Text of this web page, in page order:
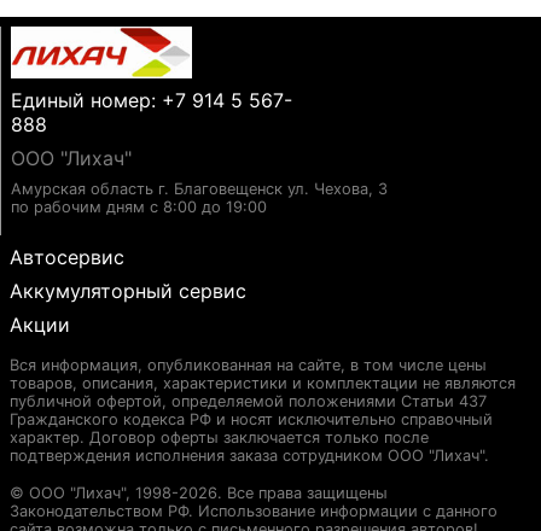
Единый номер: +7 914 5 567-
888
ООО "Лихач"
Амурская область г. Благовещенск ул. Чехова, 3
по рабочим дням с 8:00 до 19:00
Автосервис
Аккумуляторный сервис
Акции
Вся информация, опубликованная на сайте, в том числе цены
товаров, описания, характеристики и комплектации не являются
публичной офертой, определяемой положениями Статьи 437
Гражданского кодекса РФ и носят исключительно справочный
характер. Договор оферты заключается только после
подтверждения исполнения заказа сотрудником ООО "Лихач".
© ООО "Лихач", 1998-2026. Все права защищены
Законодательством РФ. Использование информации с данного